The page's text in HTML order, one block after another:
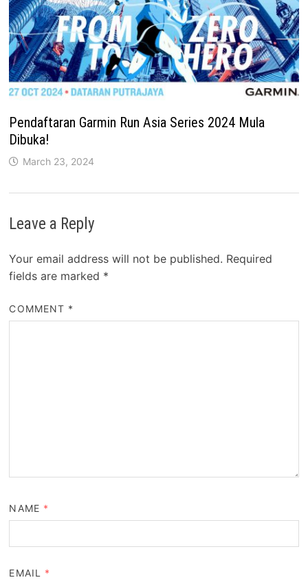
Pendaftaran Garmin Run Asia Series 2024 Mula
Dibuka!
March 23, 2024
Leave a Reply
Your email address will not be published. Required
fields are marked *
COMMENT *
NAME *
EMAIL *